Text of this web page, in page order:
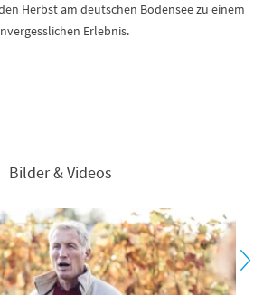
Herbst am deutschen Bodensee zu einem
Erlebnis.
Bilder & Videos